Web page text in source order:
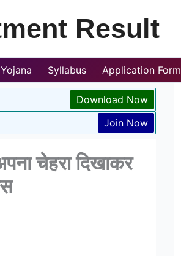
Result
Syllabus Application Form
Download Now
Join Now
चेहरा दिखाकर